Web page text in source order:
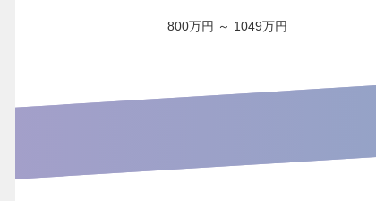
800万円 ～ 1049万円